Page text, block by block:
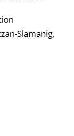
Slamanig,